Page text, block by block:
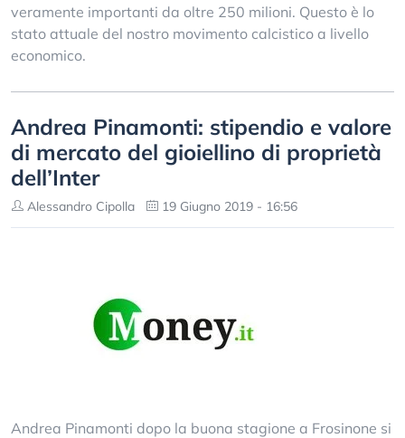
veramente importanti da oltre 250 milioni. Questo è lo
stato attuale del nostro movimento calcistico a livello
economico.
Andrea Pinamonti: stipendio e valore
di mercato del gioiellino di proprietà
dell’Inter
Alessandro Cipolla 19 Giugno 2019 - 16:56
Andrea Pinamonti dopo la buona stagione a Frosinone si